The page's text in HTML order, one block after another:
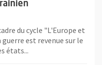
du cycle "L'Europe et
est revenue sur le
états...